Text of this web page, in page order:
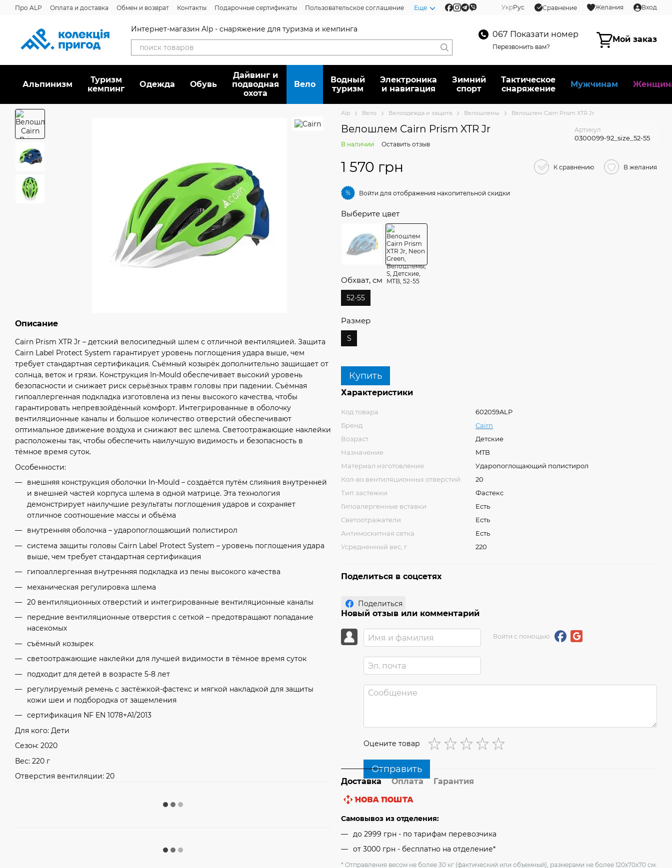
Перейти к основному контенту
Про ALP Оплата и доставка Обмен и возврат Контакты Подарочные сертификаты Пользовательское соглашение Еще УкрРус Сравнение Желания Вход
Интернет-магазин Alp - снаряжение для туризма и кемпинга
067 Показати номер
Перезвонить вам?
Мой заказ
Альпинизм
Туризм
кемпинг
Oдежда Обувь
Дайвинг и
подводная
охота
Вело
Водный
туризм
Электроника
и навигация
Зимний
спорт
Тактическое
снаряжение
Мужчинам
Описание
Cairn Prism XTR Jr – детский велосипедный шлем с отличной вентиляцией. Защита
Cairn Label Protect System гарантирует уровень поглощения удара выше, чем
требует стандартная сертификация. Съёмный козырёк дополнительно защищает от
солнца, веток и грязи. Конструкция In-Mould обеспечивает высокий уровень
безопасности и снижает риск серьёзных травм головы при падении. Съёмная
гипоаллергенная подкладка изготовлена из пены высокого качества, чтобы
гарантировать непревзойдённый комфорт. Интегрированные в оболочку
вентиляционные каналы и большое количество отверстий обеспечивают
оптимальное движение воздуха и снижают вес шлема. Светоотражающие наклейки
расположены так, чтобы обеспечить наилучшую видимость и безопасность в
тёмное время суток.
Особенности:
внешняя конструкция оболочки In-Mould – создаётся путём слияния внутренней
и внешней частей корпуса шлема в одной матрице. Эта технология
демонстрирует наилучшие результаты поглощения ударов и сохраняет
отличное соотношение массы и объёма
внутренняя оболочка – ударопоглощающий полистирол
система защиты головы Cairn Label Protect System – уровень поглощения удара
выше, чем требует стандартная сертификация
гипоаллергенная внутренняя подкладка из пены высокого качества
механическая регулировка шлема
20 вентиляционных отверстий и интегрированные вентиляционные каналы
передние вентиляционные отверстия с сеткой – предотвращают попадание
насекомых
съёмный козырек
светоотражающие наклейки для лучшей видимости в тёмное время суток
подходит для детей в возрасте 5-8 лет
регулируемый ремень с застёжкой-фастекс и мягкой накладкой для защиты
кожи шеи и подбородка от защемления
cертификация NF EN 1078+A1/2013
Для кого: Дети
Сезон: 2020
Вес: 220 г
Отверстия вентиляции: 20
Alp Вело Велоодежда и защита Велошлемы Велошлем Cairn Prism XTR Jr
Велошлем Cairn Prism XTR Jr Артикул
0300099-92_size_52-55
В наличии Оставить отзыв
1 570 грн К сравнению В желания
% Войти для отображения накопительной скидки
Выберите цвет
Обхват, см
52-55
Размер
S
Купить
Характеристики
Код товара
602059ALP
Бренд
Cairn
Возраст
Детские
Назначение
MTB
Материал изготовления
Ударопоглощающий полистирол
Кол-во вентиляционных отверстий
20
Тип застежки
Фастекс
Гипоалергенные вставки
Есть
Светоотражатели
Есть
Антимоскитная сетка
Есть
Усредненный вес, г
220
Поделиться в соцсетях
Поделиться
Новый отзыв или комментарий
Войти с помощью
Оцените товар
Отправить
Доставка Оплата Гарантия
Самовывоз из отделения:
до 2999 грн - по тарифам перевозчика
от 3000 грн - бесплатно на отделение*
* Отправления весом не более 30 кг (фактический или объемный), размерами не более 120х70х70 см.